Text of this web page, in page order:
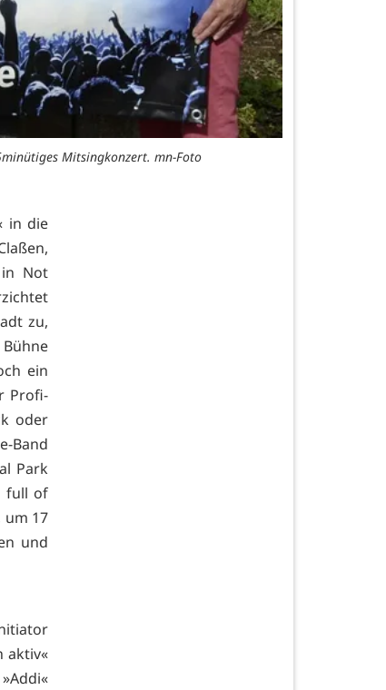
Mitsingkonzert. mn-Foto
in die
in Not
zu,
ein
Profi-
oder
Band
Park
full of
um 17
und
aktiv«